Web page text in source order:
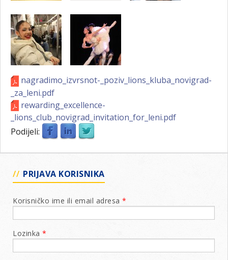
nagradimo_izvrsnot-_poziv_lions_kluba_novigrad-
_za_leni.pdf
rewarding_excellence-
_lions_club_novigrad_invitation_for_leni.pdf
Podijeli:
PRIJAVA KORISNIKA
Korisničko ime ili email adresa *
Lozinka *